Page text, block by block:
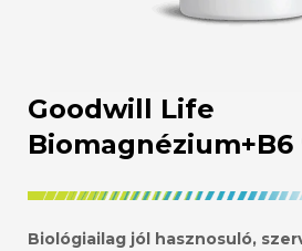
Goodwill Life
Biomagnézium+B6
Biológiailag jól hasznosuló,